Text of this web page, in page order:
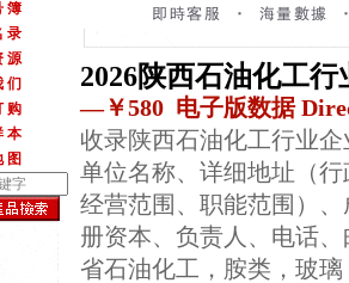
簿
录
源
们
购
本
图
2026陕西石油化工
—￥580 电子版数据
收录陕西石油化工行业
单位名称、详细地址（
经营范围、职能范围）
册资本、负责人、电话
省石油化工，胺类，玻